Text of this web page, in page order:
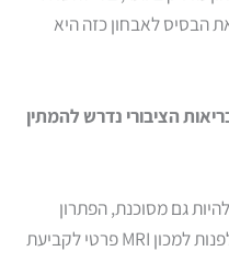
הבסיס לאבחון כזה היא
הציבורי נדרש להמתין
גם מסוכנת, הפתרון
למצבים בהם יש תורים ארוכים הוא לפנות למכון MRI פרטי לקביעת